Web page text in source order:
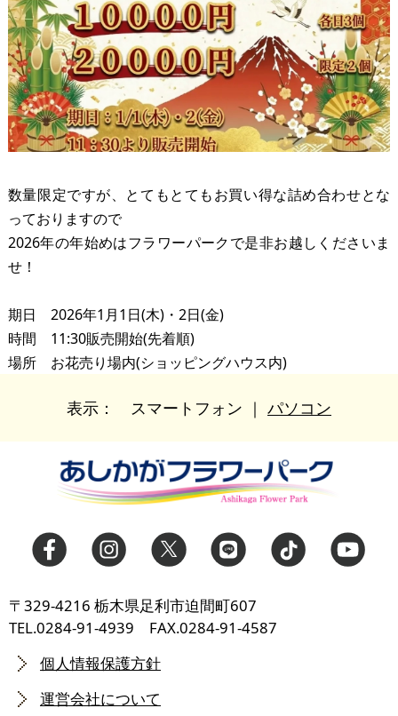
数量限定ですが、とてもとてもお買い得な詰め合わせとな
っておりますので
2026年の年始めはフラワーパークで是非お越しくださいま
せ！
期日 2026年1月1日(木)・2日(金)
時間 11:30販売開始(先着順)
場所 お花売り場内(ショッピングハウス内)
表示： スマートフォン ｜ パソコン
〒329-4216 栃木県足利市迫間町607
TEL.0284-91-4939 FAX.0284-91-4587
個人情報保護方針
運営会社について